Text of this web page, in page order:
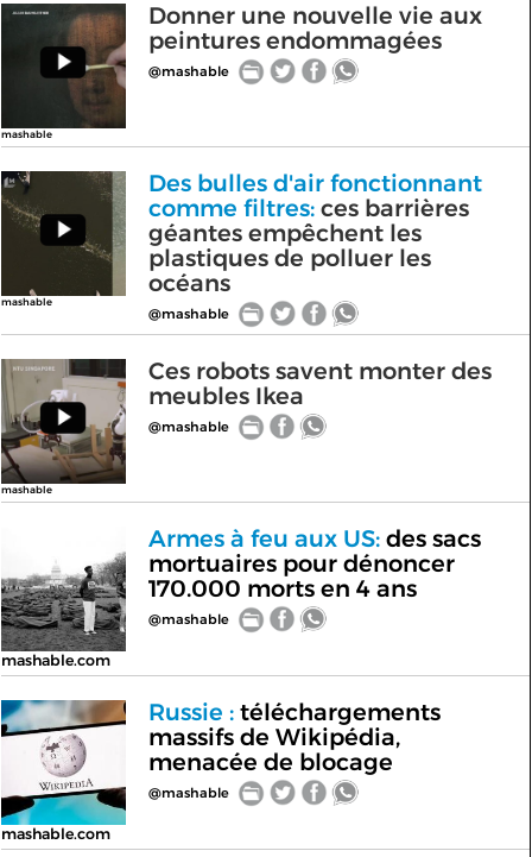
mashable
Donner une nouvelle vie aux
peintures endommagées
@mashable
mashable
Des bulles d'air fonctionnant
comme filtres:ces barrières
géantes empêchent les
plastiques de polluer les
océans
@mashable
mashable
Ces robots savent monter des
meubles Ikea
@mashable
mashable.com
Armes à feu aux US:des sacs
mortuaires pour dénoncer
170.000 morts en 4 ans
@mashable
mashable.com
Russie :téléchargements
massifs de Wikipédia,
menacée de blocage
@mashable